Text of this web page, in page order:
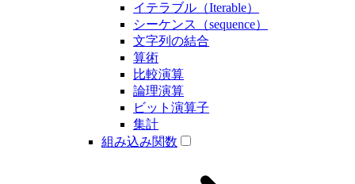
イテラブル（Iterable）
シーケンス（sequence）
文字列の結合
算術
比較演算
論理演算
ビット演算子
集計
組み込み関数